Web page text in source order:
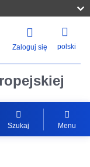
Zaloguj się polski
Szukaj Menu